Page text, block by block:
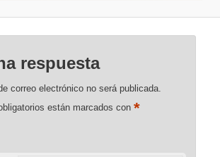
respuesta
correo electrónico no será publicada.
están marcados con*